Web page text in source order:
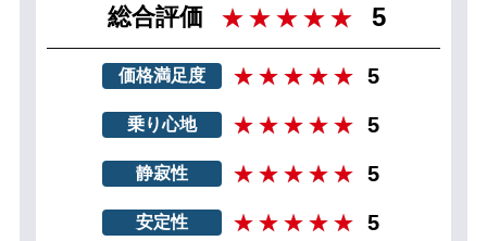
総合評価 5
価格満足度 5
乗り心地 5
静寂性 5
安定性 5